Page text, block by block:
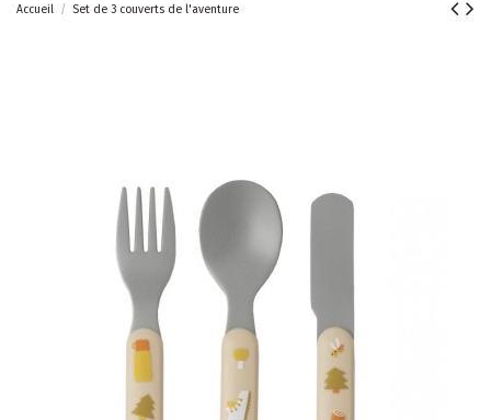
Accueil Set de 3 couverts de l'aventure